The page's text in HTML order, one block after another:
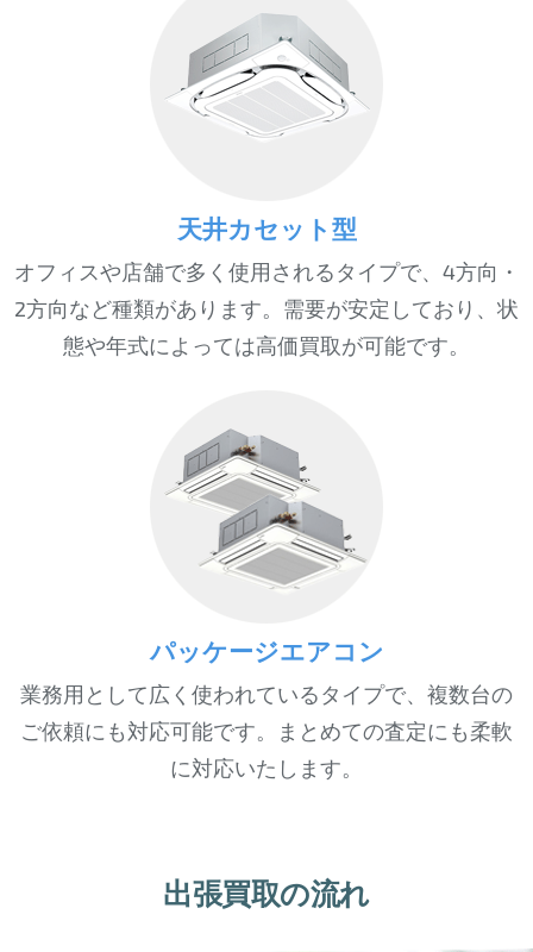
天井カセット型
オフィスや店舗で多く使用されるタイプで、4方向・
2方向など種類があります。需要が安定しており、状
態や年式によっては高価買取が可能です。
パッケージエアコン
業務用として広く使われているタイプで、複数台の
ご依頼にも対応可能です。まとめての査定にも柔軟
に対応いたします。
出張買取の流れ